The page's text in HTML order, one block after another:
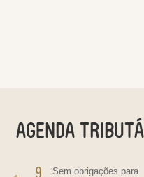
9
Sem obrigações para